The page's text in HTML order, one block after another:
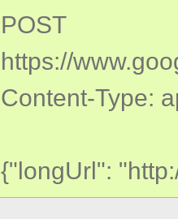
POST
https://
Content-Type:
{"longUrl":